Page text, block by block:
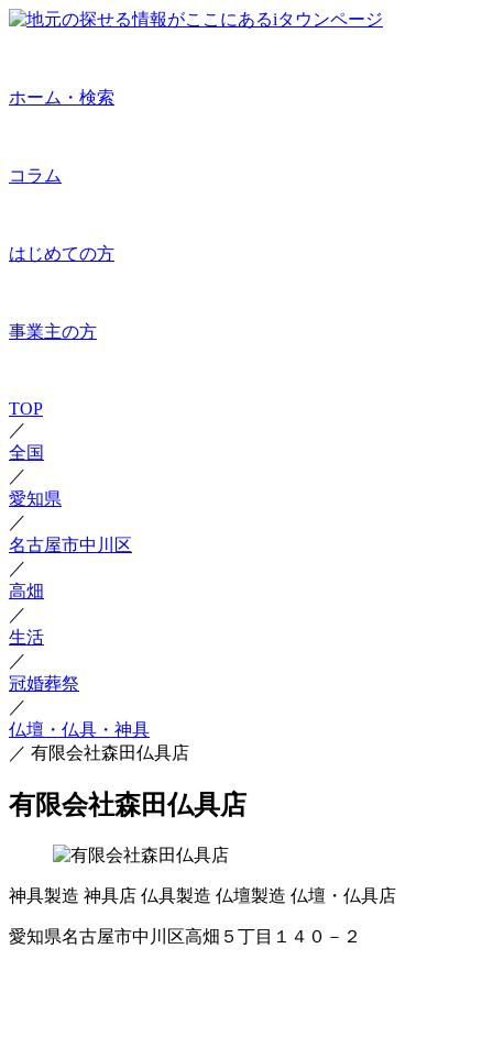
ホーム・検索
コラム
はじめての方
事業主の方
TOP
／
全国
／
愛知県
／
名古屋市中川区
／
高畑
／
生活
／
冠婚葬祭
／
仏壇・仏具・神具
／ 有限会社森田仏具店
有限会社森田仏具店
神具製造 神具店 仏具製造 仏壇製造 仏壇・仏具店
愛知県名古屋市中川区高畑５丁目１４０－２